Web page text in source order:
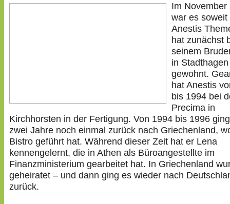
Im November
war es soweit
Anestis
hat zunächst
seinem
in Stadthagen
gewohnt.
hat Anestis
bis 1994 bei
Precima in
Kirchhorsten in der Fertigung. Von 1994 bis 1996
zwei Jahre noch einmal zurück nach Griechenland,
Bistro geführt hat. Während dieser Zeit hat er Lena
kennengelernt, die in Athen als Büroangestellte im
Finanzministerium gearbeitet hat. In Griechenland
geheiratet – und dann ging es wieder nach
zurück.